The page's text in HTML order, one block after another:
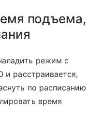
подъема,
режим с
и расстраивается,
по расписанию
время